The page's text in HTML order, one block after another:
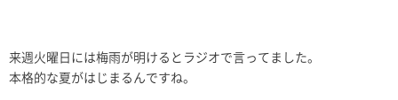
来週火曜日には梅雨が明けるとラジオで言ってました。
本格的な夏がはじまるんですね。